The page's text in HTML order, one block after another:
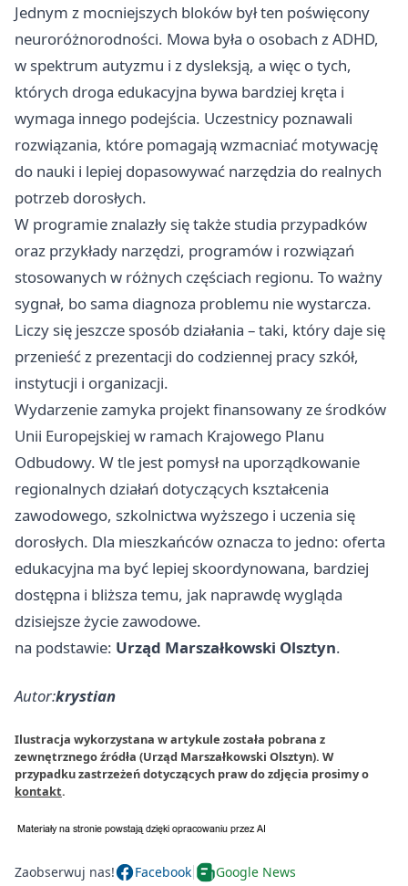
Jednym z mocniejszych bloków był ten poświęcony
neuroróżnorodności. Mowa była o osobach z ADHD,
w spektrum autyzmu i z dysleksją, a więc o tych,
których droga edukacyjna bywa bardziej kręta i
wymaga innego podejścia. Uczestnicy poznawali
rozwiązania, które pomagają wzmacniać motywację
do nauki i lepiej dopasowywać narzędzia do realnych
potrzeb dorosłych.
W programie znalazły się także studia przypadków
oraz przykłady narzędzi, programów i rozwiązań
stosowanych w różnych częściach regionu. To ważny
sygnał, bo sama diagnoza problemu nie wystarcza.
Liczy się jeszcze sposób działania – taki, który daje się
przenieść z prezentacji do codziennej pracy szkół,
instytucji i organizacji.
Wydarzenie zamyka projekt finansowany ze środków
Unii Europejskiej w ramach Krajowego Planu
Odbudowy. W tle jest pomysł na uporządkowanie
regionalnych działań dotyczących kształcenia
zawodowego, szkolnictwa wyższego i uczenia się
dorosłych. Dla mieszkańców oznacza to jedno: oferta
edukacyjna ma być lepiej skoordynowana, bardziej
dostępna i bliższa temu, jak naprawdę wygląda
dzisiejsze życie zawodowe.
na podstawie: Urząd Marszałkowski Olsztyn.
Autor:krystian
Ilustracja wykorzystana w artykule została pobrana z
zewnętrznego źródła (Urząd Marszałkowski Olsztyn). W
przypadku zastrzeżeń dotyczących praw do zdjęcia prosimy o
kontakt.
Zaobserwuj nas! Facebook Google News